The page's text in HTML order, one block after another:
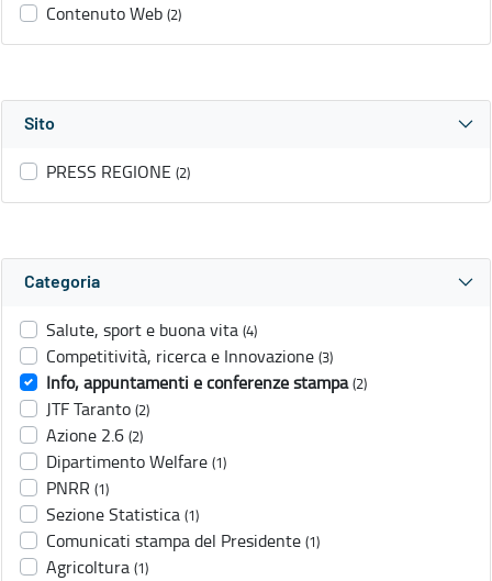
Contenuto Web (2)
Sito
PRESS REGIONE (2)
Categoria
Salute, sport e buona vita (4)
Competitività, ricerca e Innovazione (3)
Info, appuntamenti e conferenze stampa (2)
JTF Taranto (2)
Azione 2.6 (2)
Dipartimento Welfare (1)
PNRR (1)
Sezione Statistica (1)
Comunicati stampa del Presidente (1)
Agricoltura (1)